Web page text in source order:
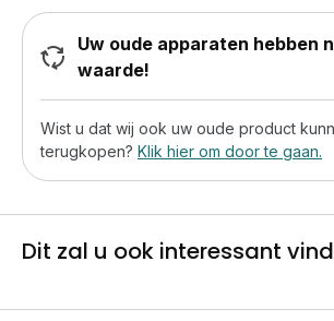
Uw oude apparaten hebben
waarde!
Wist u dat wij ook uw oude product
terugkopen? Klik hier om door te gaan.
Dit zal u ook interessant